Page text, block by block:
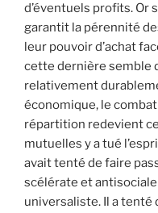
d’éventuels profits. Or
garantit la pérennité
leur pouvoir d’achat
cette dernière semble
relativement
économique, le
répartition redevient
mutuelles y a tué
avait tenté de faire
scélérate et
universaliste. Il a